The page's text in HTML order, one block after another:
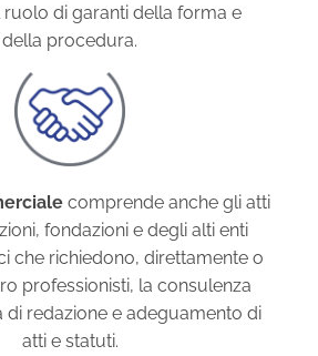
ruolo di garanti della forma e
della procedura.
comprende anche gli atti
fondazioni e degli alti enti
che richiedono, direttamente o
professionisti, la consulenza
di redazione e adeguamento di
atti e statuti.